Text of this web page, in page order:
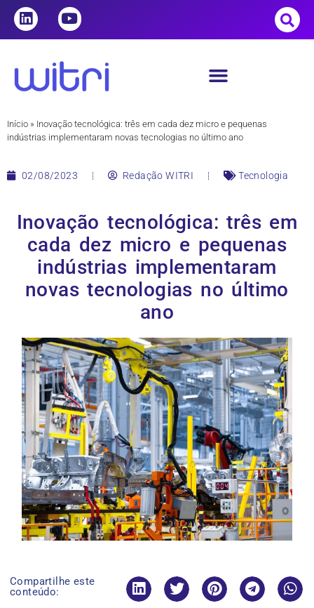
Início » Inovação tecnológica: três em cada dez micro e pequenas
indústrias implementaram novas tecnologias no último ano
02/08/2023 Redação WITRI Tecnologia
Inovação tecnológica: três em
cada dez micro e pequenas
indústrias implementaram
novas tecnologias no último
ano
Compartilhe este
conteúdo: